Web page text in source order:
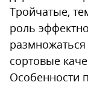
Тройчатые,
роль
сортовые
Особенности